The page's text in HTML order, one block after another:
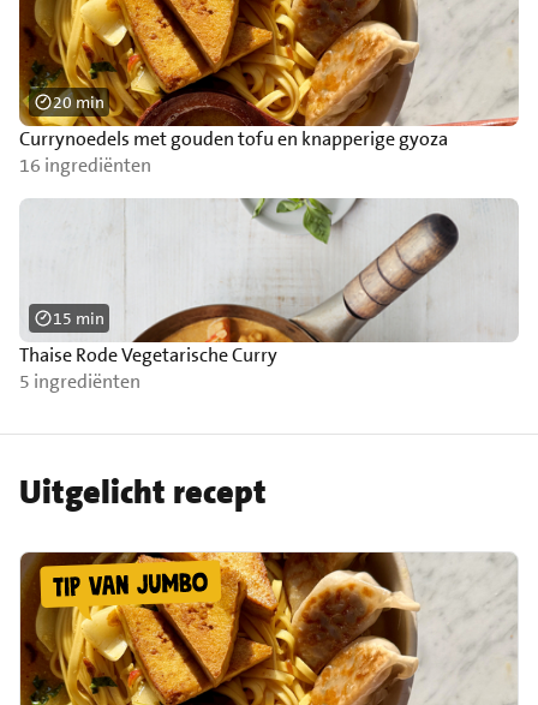
Currynoedels met gouden tofu en knapperige gyoza
16 ingrediënten
20 min
Thaise Rode Vegetarische Curry
5 ingrediënten
15 min
Uitgelicht recept